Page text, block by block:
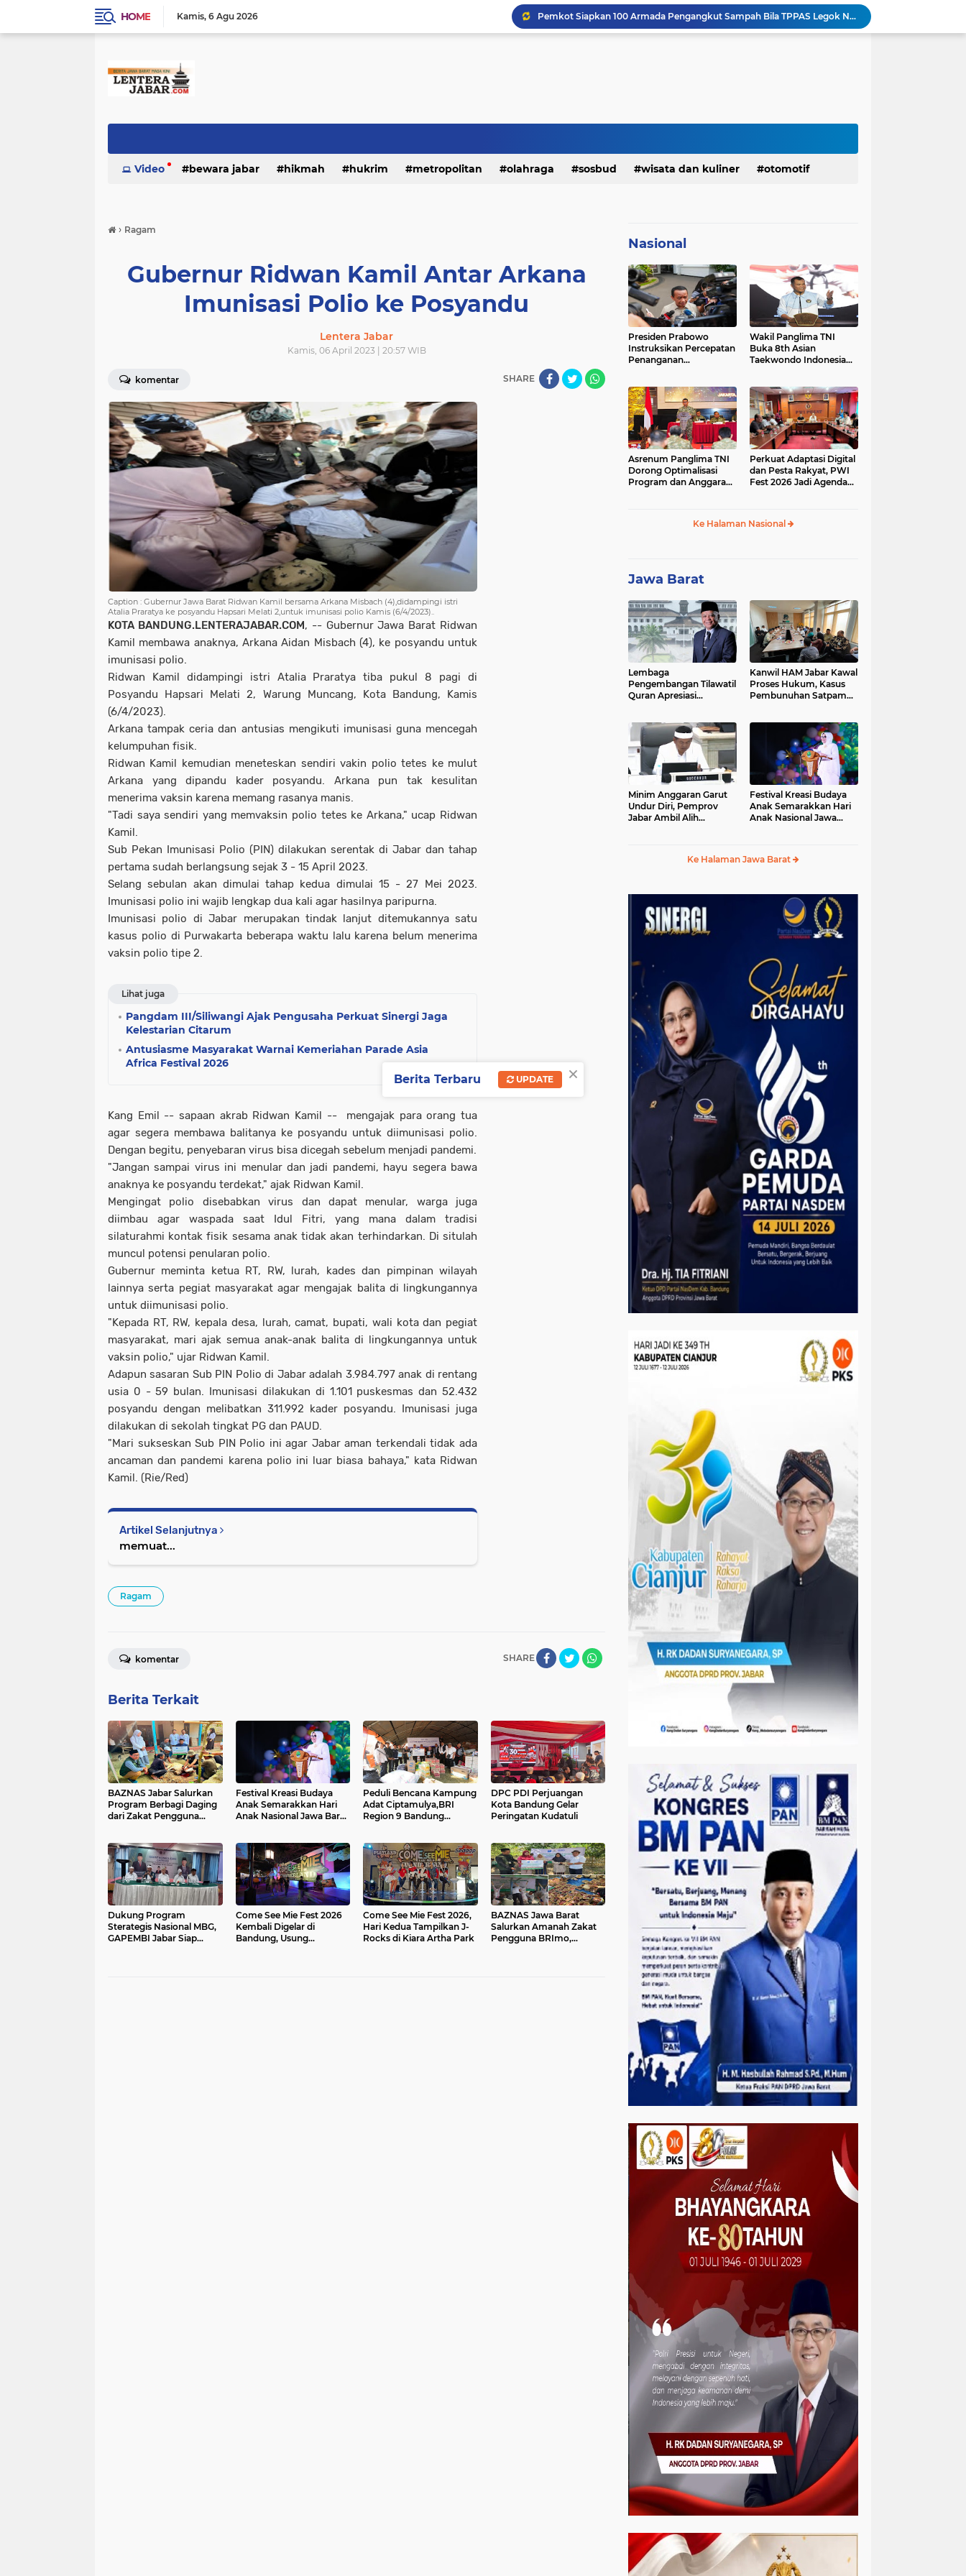
HOME Kamis 6 Agu 2026
Pemkot Siapkan 100 Armada Pengangkut Sampah Bila TPPAS Legok Nangka Beroperasi
Serda Muhammad Raihan Fadhila Raih Emas pada 8th Asian Taekwondo Indonesia Open Championship 2026
Menaker: ASN Kemnaker Harus Hadirkan Dampak Nyata bagi Masyarakat
Video bewara jabar hikmah hukrim metropolitan olahraga sosbud wisata dan kuliner otomotif
› Ragam
Gubernur Ridwan Kamil Antar Arkana
Imunisasi Polio ke Posyandu
Lentera Jabar
Kamis, 06 April 2023 | 20:57 WIB
komentar SHARE
Caption : Gubernur Jawa Barat Ridwan Kamil bersama Arkana Misbach (4),didampingi istri
Atalia Praratya ke posyandu Hapsari Melati 2,untuk imunisasi polio Kamis (6/4/2023)..
KOTA BANDUNG.LENTERAJABAR.COM, -- Gubernur Jawa Barat Ridwan
Kamil membawa anaknya, Arkana Aidan Misbach (4), ke posyandu untuk
imunisasi polio.
Ridwan Kamil didampingi istri Atalia Praratya tiba pukul 8 pagi di
Posyandu Hapsari Melati 2, Warung Muncang, Kota Bandung, Kamis
(6/4/2023).
Arkana tampak ceria dan antusias mengikuti imunisasi guna mencegah
kelumpuhan fisik.
Ridwan Kamil kemudian meneteskan sendiri vakin polio tetes ke mulut
Arkana yang dipandu kader posyandu. Arkana pun tak kesulitan
menerima vaksin karena memang rasanya manis.
"Tadi saya sendiri yang memvaksin polio tetes ke Arkana," ucap Ridwan
Kamil.
Sub Pekan Imunisasi Polio (PIN) dilakukan serentak di Jabar dan tahap
pertama sudah berlangsung sejak 3 - 15 April 2023.
Selang sebulan akan dimulai tahap kedua dimulai 15 - 27 Mei 2023.
Imunisasi polio ini wajib lengkap dua kali agar hasilnya paripurna.
Imunisasi polio di Jabar merupakan tindak lanjut ditemukannya satu
kasus polio di Purwakarta beberapa waktu lalu karena belum menerima
vaksin polio tipe 2.
Lihat juga
Pangdam III/Siliwangi Ajak Pengusaha Perkuat Sinergi Jaga
Kelestarian Citarum
Antusiasme Masyarakat Warnai Kemeriahan Parade Asia
Africa Festival 2026
Kang Emil -- sapaan akrab Ridwan Kamil -- mengajak para orang tua
agar segera membawa balitanya ke posyandu untuk diimunisasi polio.
Dengan begitu, penyebaran virus bisa dicegah sebelum menjadi pandemi.
"Jangan sampai virus ini menular dan jadi pandemi, hayu segera bawa
anaknya ke posyandu terdekat," ajak Ridwan Kamil.
Mengingat polio disebabkan virus dan dapat menular, warga juga
diimbau agar waspada saat Idul Fitri, yang mana dalam tradisi
silaturahmi kontak fisik sesama anak tidak akan terhindarkan. Di situlah
muncul potensi penularan polio.
Gubernur meminta ketua RT, RW, lurah, kades dan pimpinan wilayah
lainnya serta pegiat masyarakat agar mengajak balita di lingkungannya
untuk diimunisasi polio.
"Kepada RT, RW, kepala desa, lurah, camat, bupati, wali kota dan pegiat
masyarakat, mari ajak semua anak-anak balita di lingkungannya untuk
vaksin polio," ujar Ridwan Kamil.
Adapun sasaran Sub PIN Polio di Jabar adalah 3.984.797 anak di rentang
usia 0 - 59 bulan. Imunisasi dilakukan di 1.101 puskesmas dan 52.432
posyandu dengan melibatkan 311.992 kader posyandu. Imunisasi juga
dilakukan di sekolah tingkat PG dan PAUD.
"Mari sukseskan Sub PIN Polio ini agar Jabar aman terkendali tidak ada
ancaman dan pandemi karena polio ini luar biasa bahaya," kata Ridwan
Kamil. (Rie/Red)
Artikel Selanjutnya
memuat...
Ragam
SHARE
komentar
Berita Terkait
BAZNAS Jabar Salurkan
Program Berbagi Daging
dari Zakat Pengguna
Festival Kreasi Budaya
Anak Semarakkan Hari
Anak Nasional Jawa Barat
Budaya Sunda
Peduli Bencana Kampung
Adat Ciptamulya,BRI
Region 9 Bandung
Bersama YBM BRILian
DPC PDI Perjuangan
Kota Bandung Gelar
Peringatan Kudatuli
Dukung Program
Sterategis Nasional MBG,
GAPEMBI Jabar Siap
Come See Mie Fest 2026
Kembali Digelar di
Bandung, Usung
Come See Mie Fest 2026,
Hari Kedua Tampilkan J-
Rocks di Kiara Artha Park
BAZNAS Jawa Barat
Salurkan Amanah Zakat
Pengguna BRImo,
Nasional
Presiden Prabowo
Instruksikan Percepatan
Penanganan
BBM
Wakil Panglima TNI
Buka 8th Asian
Taekwondo Indonesia
Asrenum Panglima TNI
Dorong Optimalisasi
Program dan Anggaran
Perkuat Adaptasi Digital
dan Pesta Rakyat, PWI
Fest 2026 Jadi Agenda
Ke Halaman Nasional
Jawa Barat
Lembaga
Pengembangan Tilawatil
Quran Apresiasi
Langsung MTQ Jabar
Kanwil HAM Jabar Kawal
Proses Hukum, Kasus
Pembunuhan Satpam
Minim Anggaran Garut
Undur Diri, Pemprov
Jabar Ambil Alih
Festival Kreasi Budaya
Anak Semarakkan Hari
Anak Nasional Jawa
Sunda
Ke Halaman Jawa Barat
×
Berita Terbaru UPDATE